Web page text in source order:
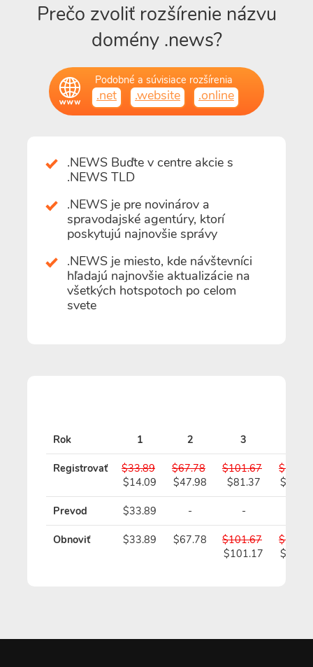
Prečo zvoliť rozšírenie názvu
domény .news?
Podobné a súvisiace rozšírenia
.net .website .online
.NEWS Buďte v centre akcie s
.NEWS TLD
.NEWS je pre novinárov a
spravodajské agentúry, ktorí
poskytujú najnovšie správy
.NEWS je miesto, kde návštevníci
hľadajú najnovšie aktualizácie na
všetkých hotspotoch po celom
svete
Rok 1 2 3
Registrovať
$33.89
$14.09
$67.78
$47.98
$101.67
$81.37
Prevod $33.89 - -
Obnoviť $33.89 $67.78
$101.67
$101.17